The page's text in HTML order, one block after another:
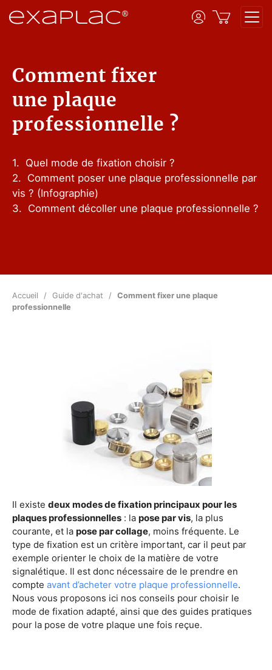
Comment fixer
une plaque
professionnelle ?
1. Quel mode de fixation choisir ?
2. Comment poser une plaque professionnelle par
vis ? (Infographie)
3. Comment décoller une plaque professionnelle ?
Accueil Guide d'achat
Comment fixer une plaque
professionnelle
Il existe deux modes de fixation principaux pour les
plaques professionnelles : la pose par vis, la plus
courante, et la pose par collage, moins fréquente. Le
type de fixation est un critère important, car il peut par
exemple orienter le choix de la matière de votre
signalétique. Il est donc nécessaire de le prendre en
compte avant d’acheter votre plaque professionnelle.
Nous vous proposons ici nos conseils pour choisir le
mode de fixation adapté, ainsi que des guides pratiques
pour la pose de votre plaque une fois reçue.